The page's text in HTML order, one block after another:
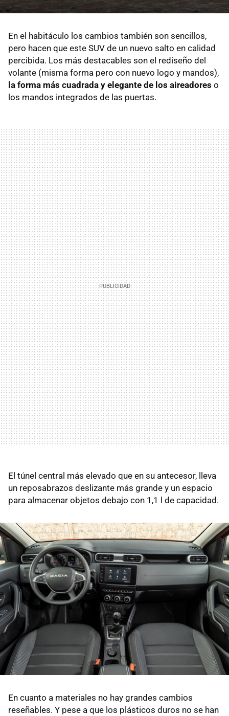
En el habitáculo los cambios también son sencillos,
pero hacen que este SUV de un nuevo salto en calidad
percibida. Los más destacables son el rediseño del
volante (misma forma pero con nuevo logo y mandos),
la forma más cuadrada y elegante de los aireadores o
los mandos integrados de las puertas.
El túnel central más elevado que en su antecesor, lleva
un reposabrazos deslizante más grande y un espacio
para almacenar objetos debajo con 1,1 l de capacidad.
En cuanto a materiales no hay grandes cambios
reseñables. Y pese a que los plásticos duros no se han